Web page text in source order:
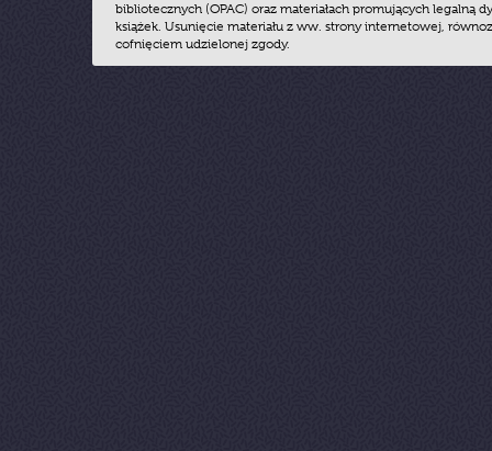
bibliotecznych (OPAC) oraz materiałach promujących legalną
książek. Usunięcie materiału z ww. strony internetowej,
cofnięciem udzielonej zgody.